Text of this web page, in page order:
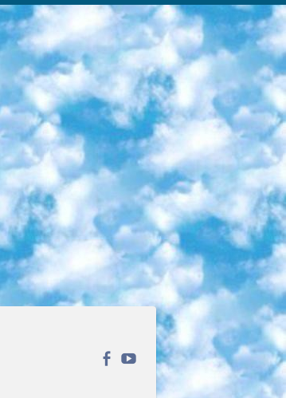
лишь заголовки, в остальном содержание переводов соответствует оригиналам. Полные тексты можно читать прямо в социальной сети. 8. InternetUrok Онлайн-база материалов по основным дисциплинам школьной программы. Информация на сайте структурирована по классам, предметам и темам (урокам). Каждый урок состоит из видеолекций и конспектов. Есть также интерактивные тренажёры и тесты для закрепления пройденного материала. Даже если вы давно окончили школу, возможность повторить программу старших классов всегда может пригодиться. 9. Edutainme Ещё один ресурс об образовании. В отличие от Newtonew, как мне кажется, Edutainme больше ориентируется на представителей индустрии: педагогов, предпринимателей, разработчиков образовательных проектов. Но и любой, кто просто стремится к саморазвитию, найдёт на сайте много полезного и интересного для себя. Например, информацию о новых курсах и образовательных сервисах. 10. Newtonew Онлайн-медиа об образовании и обучении в широком смысле. Авторы Newtonew пишут об инструментах, заведениях, тактиках и стратегиях, которые помогают учить других и получать новые знания самостоятельно. На этой площадке вы найдёте новости, обзоры, аналитические мат